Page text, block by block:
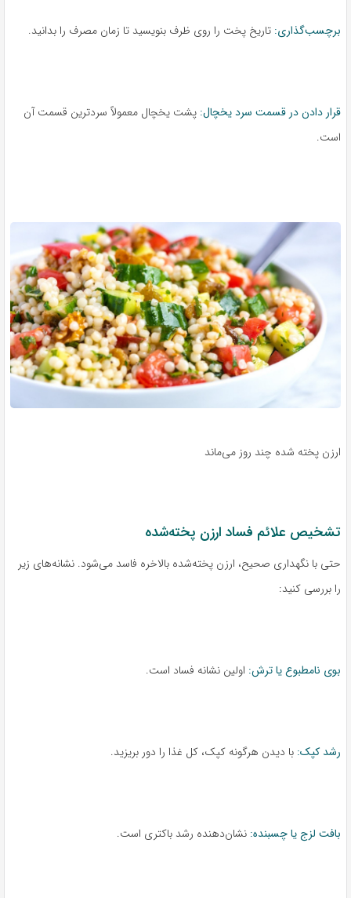
برچسب‌گذاری: تاریخ پخت را روی ظرف بنویسید تا زمان مصرف را بدانید.
قرار دادن در قسمت سرد یخچال: پشت یخچال معمولاً سردترین قسمت آن
است.
ارزن پخته شده چند روز می‌ماند
تشخیص علائم فساد ارزن پخته‌شده
حتی با نگهداری صحیح، ارزن پخته‌شده بالاخره فاسد می‌شود. نشانه‌های زیر
را بررسی کنید:
بوی نامطبوع یا ترش: اولین نشانه فساد است.
رشد کپک: با دیدن هرگونه کپک، کل غذا را دور بریزید.
بافت لزج یا چسبنده: نشان‌دهنده رشد باکتری است.